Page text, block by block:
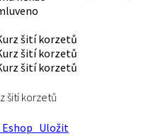
šití korzetů
Uložit